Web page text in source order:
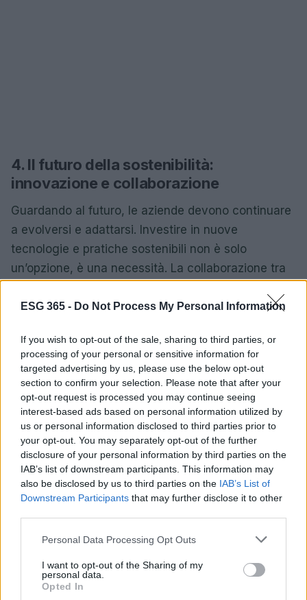
ESG 365 - Do Not Process My Personal Information
If you wish to opt-out of the sale, sharing to third parties, or
processing of your personal or sensitive information for
targeted advertising by us, please use the below opt-out
section to confirm your selection. Please note that after your
opt-out request is processed you may continue seeing
interest-based ads based on personal information utilized by
us or personal information disclosed to third parties prior to
your opt-out. You may separately opt-out of the further
disclosure of your personal information by third parties on the
IAB’s list of downstream participants. This information may
also be disclosed by us to third parties on the IAB’s List of
Downstream Participants that may further disclose it to other
Please note that this website/app uses one or more Google
not limited to your visit or usage behaviour. You may click to
grant or deny consent to Google and its third-party tags to
use your data for below specified purposes in below Google
Personal Data Processing Opt Outs
I want to opt-out of the Sharing of my
personal data.
Opted In
4. Il futuro della sostenibilità:
innovazione e collaborazione
Guardando al futuro, le aziende devono continuare
a evolversi e adattarsi. Investire in nuove
tecnologie e pratiche sostenibili non è solo
un’opzione, è una necessità. La collaborazione tra
le sfide globali e sviluppare politiche che
In conclusione, la sostenibilità non è un obiettivo
finale, ma un percorso che richiede impegno e
innovazione. Le aziende che sapranno adattarsi e
reinventarsi saranno quelle che prospereranno
nell’economia del futuro. Siete pronti a
intraprendere questo viaggio insieme al vostro
business? 🔥🌍
AiAdhubMedia